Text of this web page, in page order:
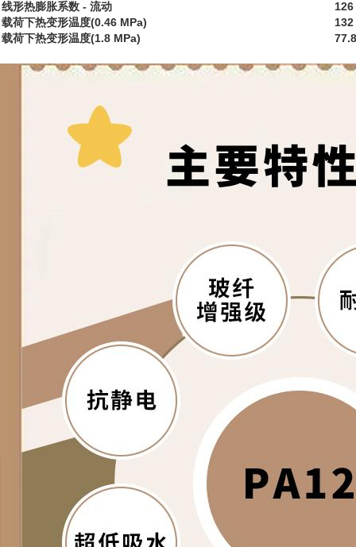
线形热膨胀系数 - 流动
载荷下热变形温度(0.46 MPa)
132
载荷下热变形温度(1.8 MPa)